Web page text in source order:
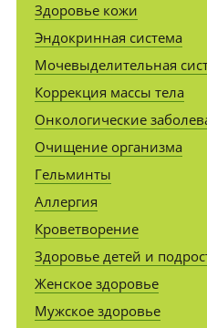
Здоровье кожи
Эндокринная система
Мочевыделительная
Коррекция массы тела
Онкологические
Очищение организма
Гельминты
Аллергия
Кроветворение
Здоровье детей и
Женское здоровье
Мужское здоровье